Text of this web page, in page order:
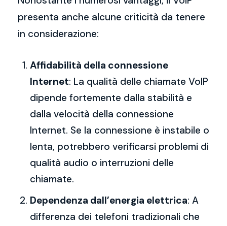
presenta anche alcune criticità da tenere
in considerazione:
Affidabilità della connessione
Internet: La qualità delle chiamate VoIP
dipende fortemente dalla stabilità e
dalla velocità della connessione
Internet. Se la connessione è instabile o
lenta, potrebbero verificarsi problemi di
qualità audio o interruzioni delle
chiamate.
Dependenza dall’energia elettrica: A
differenza dei telefoni tradizionali che